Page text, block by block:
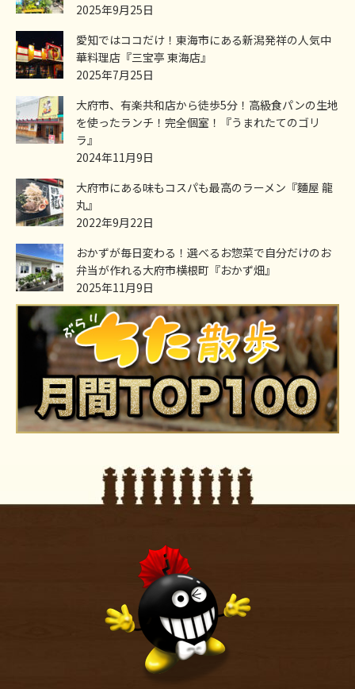
2025年9月25日
愛知ではココだけ！東海市にある新潟発祥の人気中
華料理店『三宝亭 東海店』
2025年7月25日
大府市、有楽共和店から徒歩5分！高級食パンの生地
を使ったランチ！完全個室！『うまれたてのゴリ
ラ』
2024年11月9日
大府市にある味もコスパも最高のラーメン『麵屋 龍
丸』
2022年9月22日
おかずが毎日変わる！選べるお惣菜で自分だけのお
弁当が作れる大府市横根町『おかず畑』
2025年11月9日